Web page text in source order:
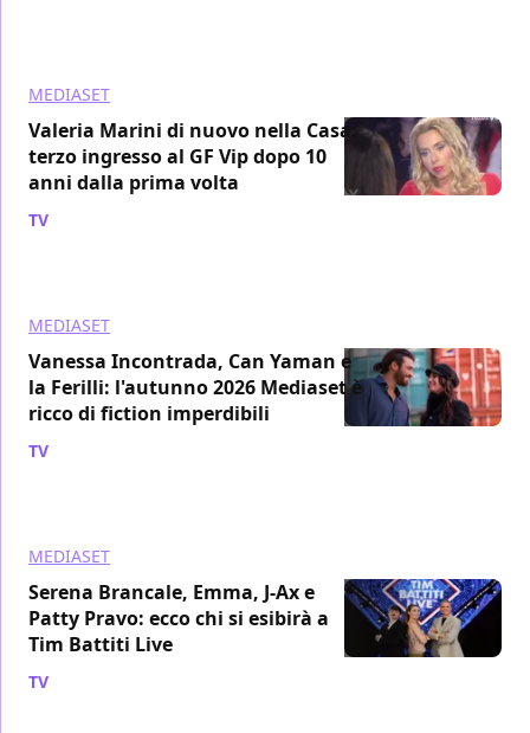
MEDIASET
Valeria Marini di nuovo nella Casa:
terzo ingresso al GF Vip dopo 10
anni dalla prima volta
TV
MEDIASET
Vanessa Incontrada, Can Yaman e
la Ferilli: l'autunno 2026 Mediaset è
ricco di fiction imperdibili
TV
MEDIASET
Serena Brancale, Emma, J-Ax e
Patty Pravo: ecco chi si esibirà a
Tim Battiti Live
TV